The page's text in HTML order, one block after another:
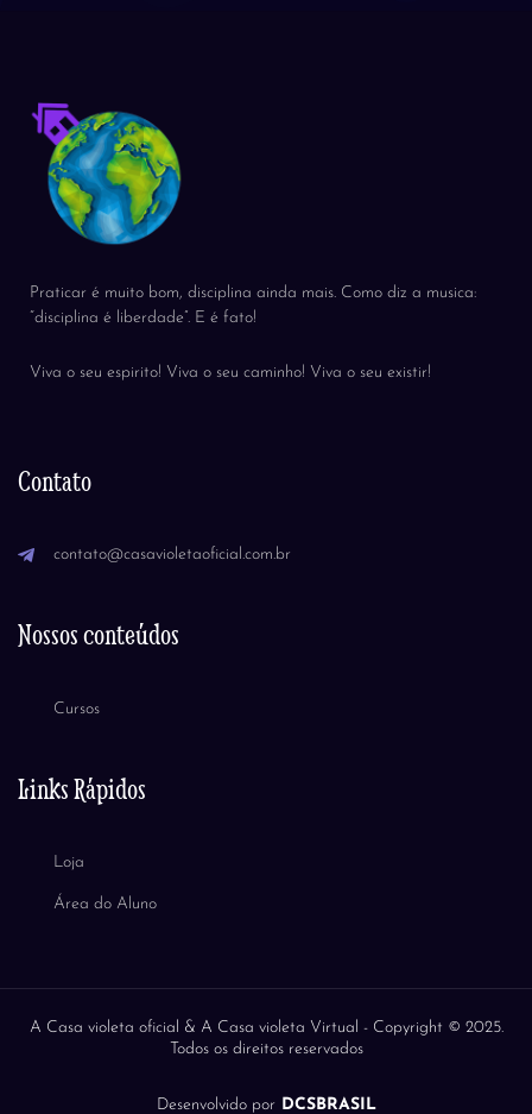
Praticar é muito bom, disciplina ainda mais. Como diz a musica:
“disciplina é liberdade”. E é fato!
Viva o seu espirito! Viva o seu caminho! Viva o seu existir!
Contato
contato@casavioletaoficial.com.br
Nossos conteúdos
Cursos
Links Rápidos
Loja
Área do Aluno
A Casa violeta oficial & A Casa violeta Virtual - Copyright © 2025.
Todos os direitos reservados
Desenvolvido porDCSBRASIL